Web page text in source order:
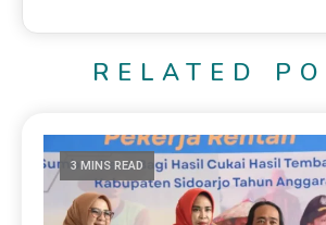
RELATED
3 MINS READ